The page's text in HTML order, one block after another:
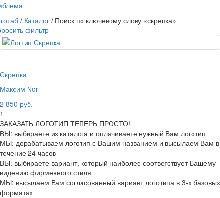
/ Каталог / Поиск по ключевому слову «скрепка»
фильтр
Скрепка
Максим Nor
2 850 руб.
1
ЗАКАЗАТЬ ЛОГОТИП ТЕПЕРЬ ПРОСТО!
ВЫ: выбираете из каталога и оплачиваете нужный Вам логотип
МЫ: дорабатываем логотип с Вашим названием и высылаем Вам в
течение 24 часов
ВЫ: выбираете вариант, который наиболее соответствует Вашему
видению фирменного стиля
МЫ: высылаем Вам согласованный вариант логотипа в 3-х базовых
форматах